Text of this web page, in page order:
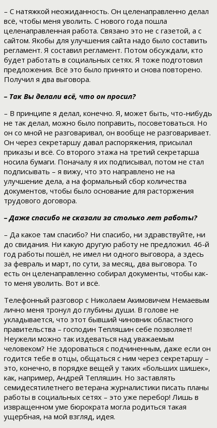
– С натяжкой неожиданность. Он целенаправленно делал
всё, чтобы меня уволить. С нового года пошла
целенаправленная работа. Связано это не с газетой, а с
сайтом. Якобы для улучшения сайта надо было составить
регламент. Я составил регламент. Потом обсуждали, кто
будет работать в социальных сетях. Я тоже подготовил
предложения. Всё это было принято и снова повторено.
Получил я два выговора.
– Так Вы делали всё, что он просил?
– В принципе я делал, конечно. Я, может быть, что-нибудь
не так делал, можно было поправить, посоветоваться. Но
он со мной не разговаривал, он вообще не разговаривает.
Он через секретаршу давал распоряжения, присылал
приказы и всё. Со второго этажа на третий секретарша
носила бумаги. Поначалу я их подписывал, потом не стал
подписывать – я вижу, что это направлено не на
улучшение дела, а на формальный сбор количества
документов, чтобы было основание для расторжения
трудового договора.
– Даже спасибо не сказали за столько лет работы?
– Да какое там спасибо? Ни спасибо, ни здравствуйте, ни
до свидания. Ни какую другую работу не предложил. 46-й
год работы пошёл, не имел ни одного выговора, а здесь
за февраль и март, по сути, за месяц, два выговора. То
есть он целенаправленно собирал документы, чтобы как-
то меня уволить. Вот и всё.
Телефонный разговор с Николаем Акимовичем Немаевым
лично меня тронул до глубины души. В голове не
укладывается, что этот бывший чиновник областного
правительства – господин Тепляшин себе позволяет!
Неужели можно так издеваться над уважаемым
человеком? Не здороваться с подчиненным, даже если он
годится тебе в отцы, общаться с ним через секретаршу –
это, конечно, в порядке вещей у таких «больших шишек»,
как, например, Андрей Тепляшин. Но заставлять
семидесятилетнего ветерана журналистики писать планы
работы в социальных сетях – это уже перебор! Лишь в
извращенном уме бюрократа могла родиться такая
ущербная, на мой взгляд, идея.